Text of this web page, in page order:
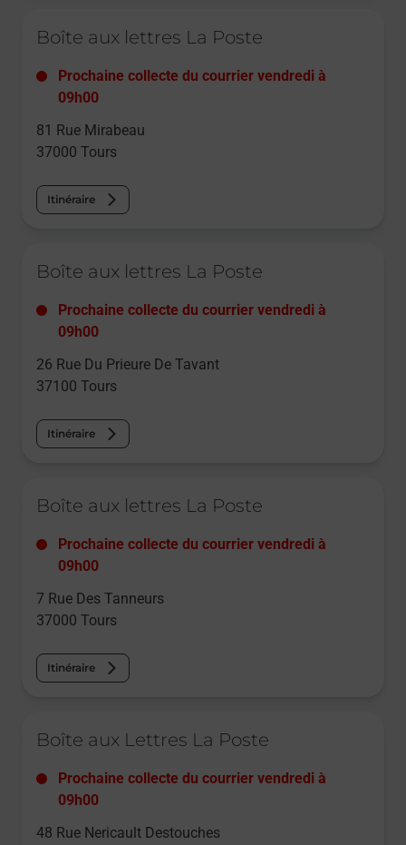
Boîte aux lettres La Poste
Prochaine collecte du courrier vendredi à
09h00
81 Rue Mirabeau
37000 Tours
Itinéraire
Boîte aux lettres La Poste
Prochaine collecte du courrier vendredi à
09h00
26 Rue Du Prieure De Tavant
37100 Tours
Itinéraire
Boîte aux lettres La Poste
Prochaine collecte du courrier vendredi à
09h00
7 Rue Des Tanneurs
37000 Tours
Itinéraire
Boîte aux Lettres La Poste
Prochaine collecte du courrier vendredi à
09h00
48 Rue Nericault Destouches